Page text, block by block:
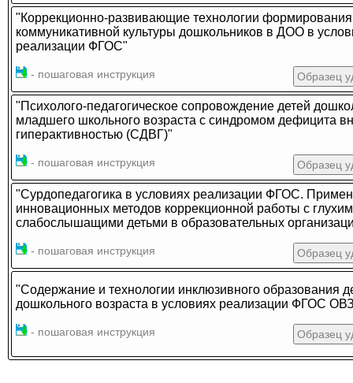
"Коррекционно-развивающие технологии формирования
коммуникативной культуры дошкольников в ДОО в
реализации ФГОС"
- пошаговая инструкция Образец
"Психолого-педагогическое сопровождение детей
младшего школьного возраста с синдромом дефицита
гиперактивностью (СДВГ)"
- пошаговая инструкция Образец
"Сурдопедагогика в условиях реализации ФГОС.
инновационных методов коррекционной работы с
слабослышащими детьми в образовательных
- пошаговая инструкция Образец
"Содержание и технологии инклюзивного образования
дошкольного возраста в условиях реализации ФГОС
- пошаговая инструкция Образец